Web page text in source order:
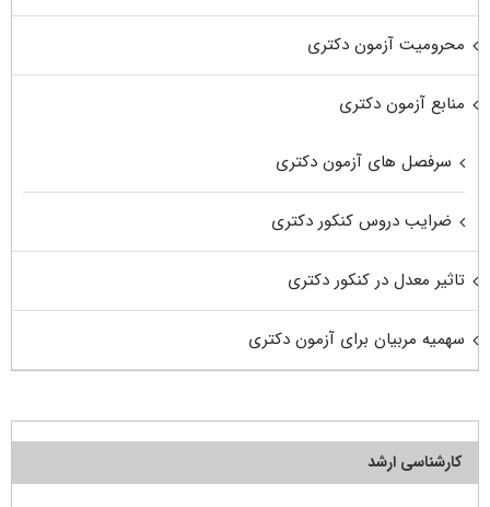
محرومیت آزمون دکتری
منابع آزمون دکتری
سرفصل های آزمون دکتری
ضرایب دروس کنکور دکتری
تاثیر معدل در کنکور دکتری
سهمیه مربیان برای آزمون دکتری
کارشناسی ارشد